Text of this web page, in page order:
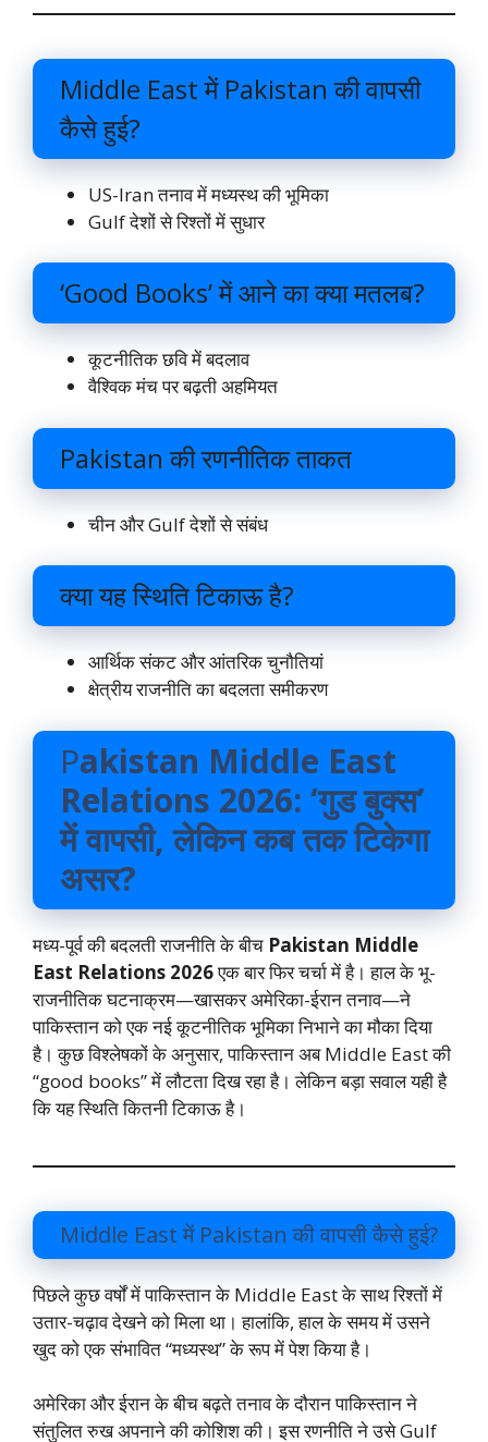
Middle East में Pakistan की वापसी
कैसे हुई?
US-Iran तनाव में मध्यस्थ की भूमिका
Gulf देशों से रिश्तों में सुधार
‘Good Books’ में आने का क्या मतलब?
कूटनीतिक छवि में बदलाव
वैश्विक मंच पर बढ़ती अहमियत
Pakistan की रणनीतिक ताकत
चीन और Gulf देशों से संबंध
क्या यह स्थिति टिकाऊ है?
आर्थिक संकट और आंतरिक चुनौतियां
क्षेत्रीय राजनीति का बदलता समीकरण
Pakistan Middle East
Relations 2026: ‘गुड बुक्स’
में वापसी, लेकिन कब तक टिकेगा
असर?
मध्य-पूर्व की बदलती राजनीति के बीच Pakistan Middle
East Relations 2026एक बार फिर चर्चा में है। हाल के भू-
राजनीतिक घटनाक्रम—खासकर अमेरिका-ईरान तनाव—ने
पाकिस्तान को एक नई कूटनीतिक भूमिका निभाने का मौका दिया
है। कुछ विश्लेषकों के अनुसार, पाकिस्तान अब Middle East की
“good books” में लौटता दिख रहा है। लेकिन बड़ा सवाल यही है
कि यह स्थिति कितनी टिकाऊ है।
Middle East में Pakistan की वापसी कैसे हुई?
पिछले कुछ वर्षों में पाकिस्तान के Middle East के साथ रिश्तों में
उतार-चढ़ाव देखने को मिला था। हालांकि, हाल के समय में उसने
खुद को एक संभावित “मध्यस्थ” के रूप में पेश किया है।
अमेरिका और ईरान के बीच बढ़ते तनाव के दौरान पाकिस्तान ने
संतुलित रुख अपनाने की कोशिश की। इस रणनीति ने उसे Gulf